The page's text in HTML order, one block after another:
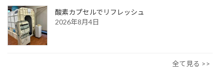
酸素カプセルでリフレッシュ
2026年8月4日
全て見る >>